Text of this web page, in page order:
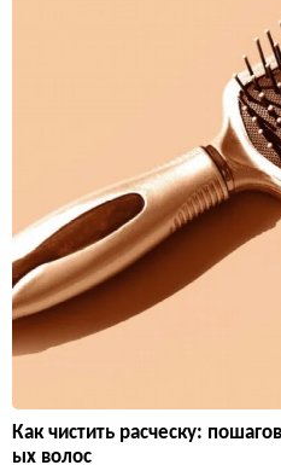
Как чистить расческу:
ых волос